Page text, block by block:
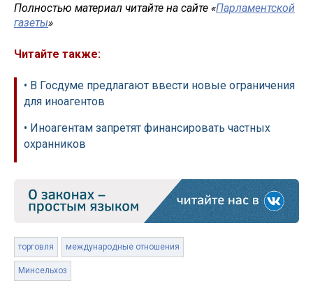
Полностью материал читайте на сайте «Парламентской
газеты»
Читайте также:
• В Госдуме предлагают ввести новые ограничения
для иноагентов
• Иноагентам запретят финансировать частных
охранников
торговля международные отношения
Минсельхоз